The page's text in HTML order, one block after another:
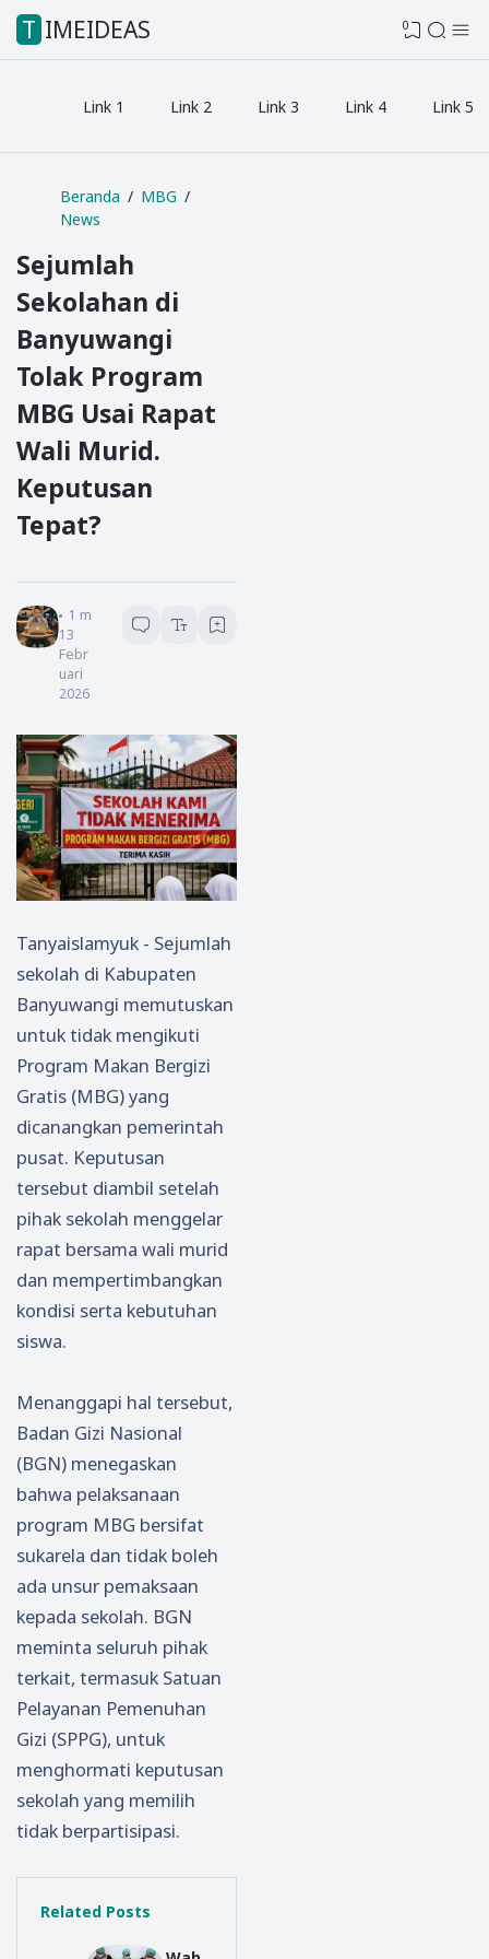
TIMEIDEAS 0
Link 1 Link 2 Link 3 Link 4 Link 5
Beranda
MBG
News
Sejumlah
Sekolahan di
Banyuwangi
Tolak Program
MBG Usai Rapat
Wali Murid.
Keputusan
Tepat?
Admin
1 menit baca
13
Febr
uari
2026
Tanyaislamyuk - Sejumlah
sekolah di Kabupaten
Banyuwangi memutuskan
untuk tidak mengikuti
Program Makan Bergizi
Gratis (MBG) yang
dicanangkan pemerintah
pusat. Keputusan
tersebut diambil setelah
pihak sekolah menggelar
rapat bersama wali murid
dan mempertimbangkan
kondisi serta kebutuhan
siswa.
Menanggapi hal tersebut,
Badan Gizi Nasional
(BGN) menegaskan
bahwa pelaksanaan
program MBG bersifat
sukarela dan tidak boleh
ada unsur pemaksaan
kepada sekolah. BGN
meminta seluruh pihak
terkait, termasuk Satuan
Pelayanan Pemenuhan
Gizi (SPPG), untuk
menghormati keputusan
sekolah yang memilih
tidak berpartisipasi.
Related Posts